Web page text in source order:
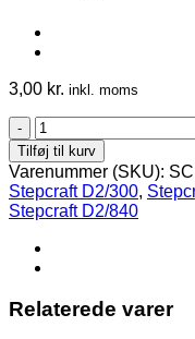
3,00 kr. inkl. moms
Flange
Screw
M5x16mm
antal
Tilføj til kurv
Varenummer (SKU):
Stepcraft D2/300,
Stepcraft D2/840
Relaterede varer